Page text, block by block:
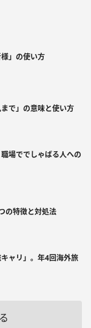
」の使い方
で」の意味と使い方
場ででしゃばる人への
の特徴と対処法
ャリ」。年4回海外旅